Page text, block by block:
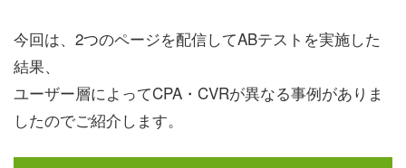
今回は、2つのページを配信してABテストを実施した
結果、
ユーザー層によってCPA・CVRが異なる事例がありま
したのでご紹介します。